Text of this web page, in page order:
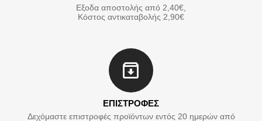
Εξοδα αποστολής από 2,40€,
Κόστος αντικαταβολής 2,90€
ΕΠΙΣΤΡΟΦΕΣ
Δεχόμαστε επιστροφές προϊόντων εντός 20 ημερών από